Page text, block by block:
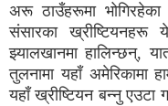
अरू ठाउँहरूमा
संसारका ख्रीष्टियनहरू
झ्यालखानमा हालिन्छन्,
तुलनामा यहाँ अमेरिकामा
यहाँ ख्रीष्टियन बन्नु